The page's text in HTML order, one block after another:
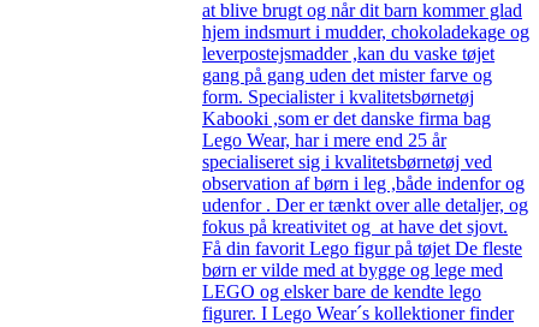
at blive brugt og når dit barn kommer glad
hjem indsmurt i mudder, chokoladekage og
leverpostejsmadder ,kan du vaske tøjet
gang på gang uden det mister farve og
form. Specialister i kvalitetsbørnetøj
Kabooki ,som er det danske firma bag
Lego Wear, har i mere end 25 år
specialiseret sig i kvalitetsbørnetøj ved
observation af børn i leg ,både indenfor og
udenfor . Der er tænkt over alle detaljer, og
fokus på kreativitet og at have det sjovt.
Få din favorit Lego figur på tøjet De fleste
børn er vilde med at bygge og lege med
LEGO og elsker bare de kendte lego
figurer. I Lego Wear´s kollektioner finder